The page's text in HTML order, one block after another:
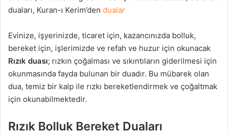
duaları, Kuran-ı Kerim’den dualar
Evinize, işyerinizde, ticaret için, kazancınızda bolluk,
bereket için, işlerimizde ve refah ve huzur için okunacak
Rızık duası; rızkın çoğalması ve sıkıntıların giderilmesi için
okunmasında fayda bulunan bir duadır. Bu mübarek olan
dua, temiz bir kalp ile rızkı bereketlendirmek ve çoğaltmak
için okunabilmektedir.
Rızık Bolluk Bereket Duaları